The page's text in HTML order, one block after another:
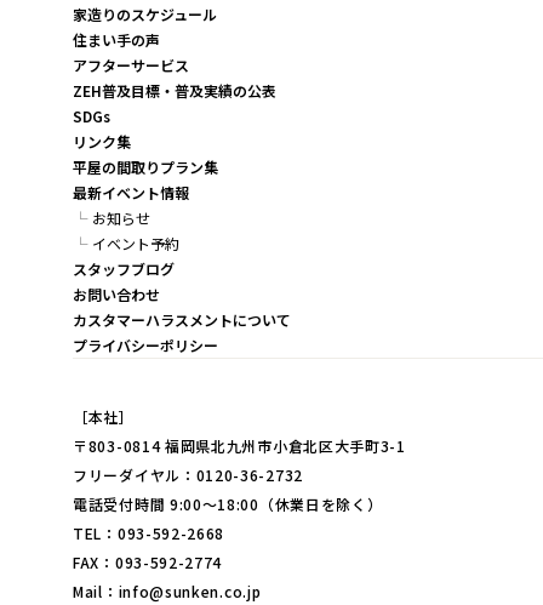
家造りのスケジュール
住まい手の声
アフターサービス
ZEH普及目標・普及実績の公表
SDGs
リンク集
平屋の間取りプラン集
最新イベント情報
お知らせ
イベント予約
スタッフブログ
お問い合わせ
カスタマーハラスメントについて
プライバシーポリシー
［本社］
〒803-0814 福岡県北九州市小倉北区大手町3-1
フリーダイヤル：0120-36-2732
電話受付時間 9:00～18:00（休業日を除く）
TEL：093-592-2668
FAX：093-592-2774
Mail：info@sunken.co.jp